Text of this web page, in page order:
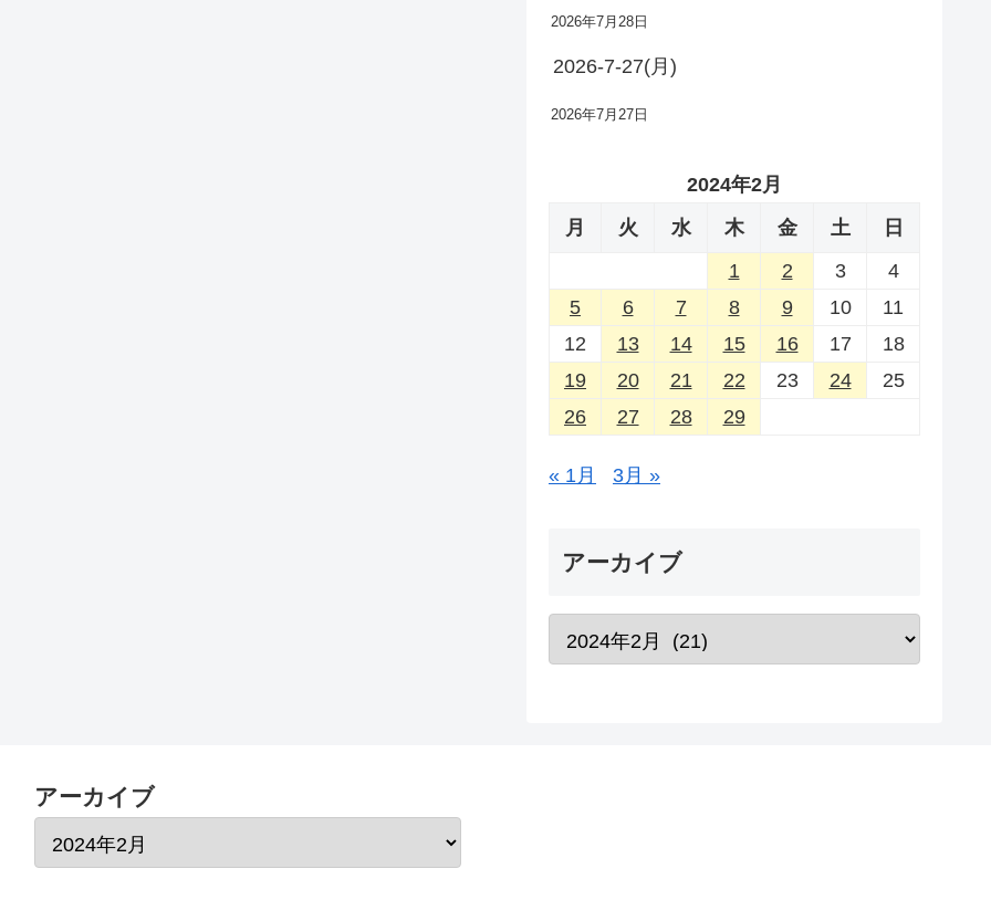
2026年7月28日
2026-7-27(月)
2026年7月27日
2024年2月
月
火 水 木 金 土
日
1
2 3
4
5
6 7 8 9 10
11
12
13 14 15 16 17
18
19
20 21 22 23 24
25
26
27 28 29
« 1月 3月 »
アーカイブ
アーカイブ